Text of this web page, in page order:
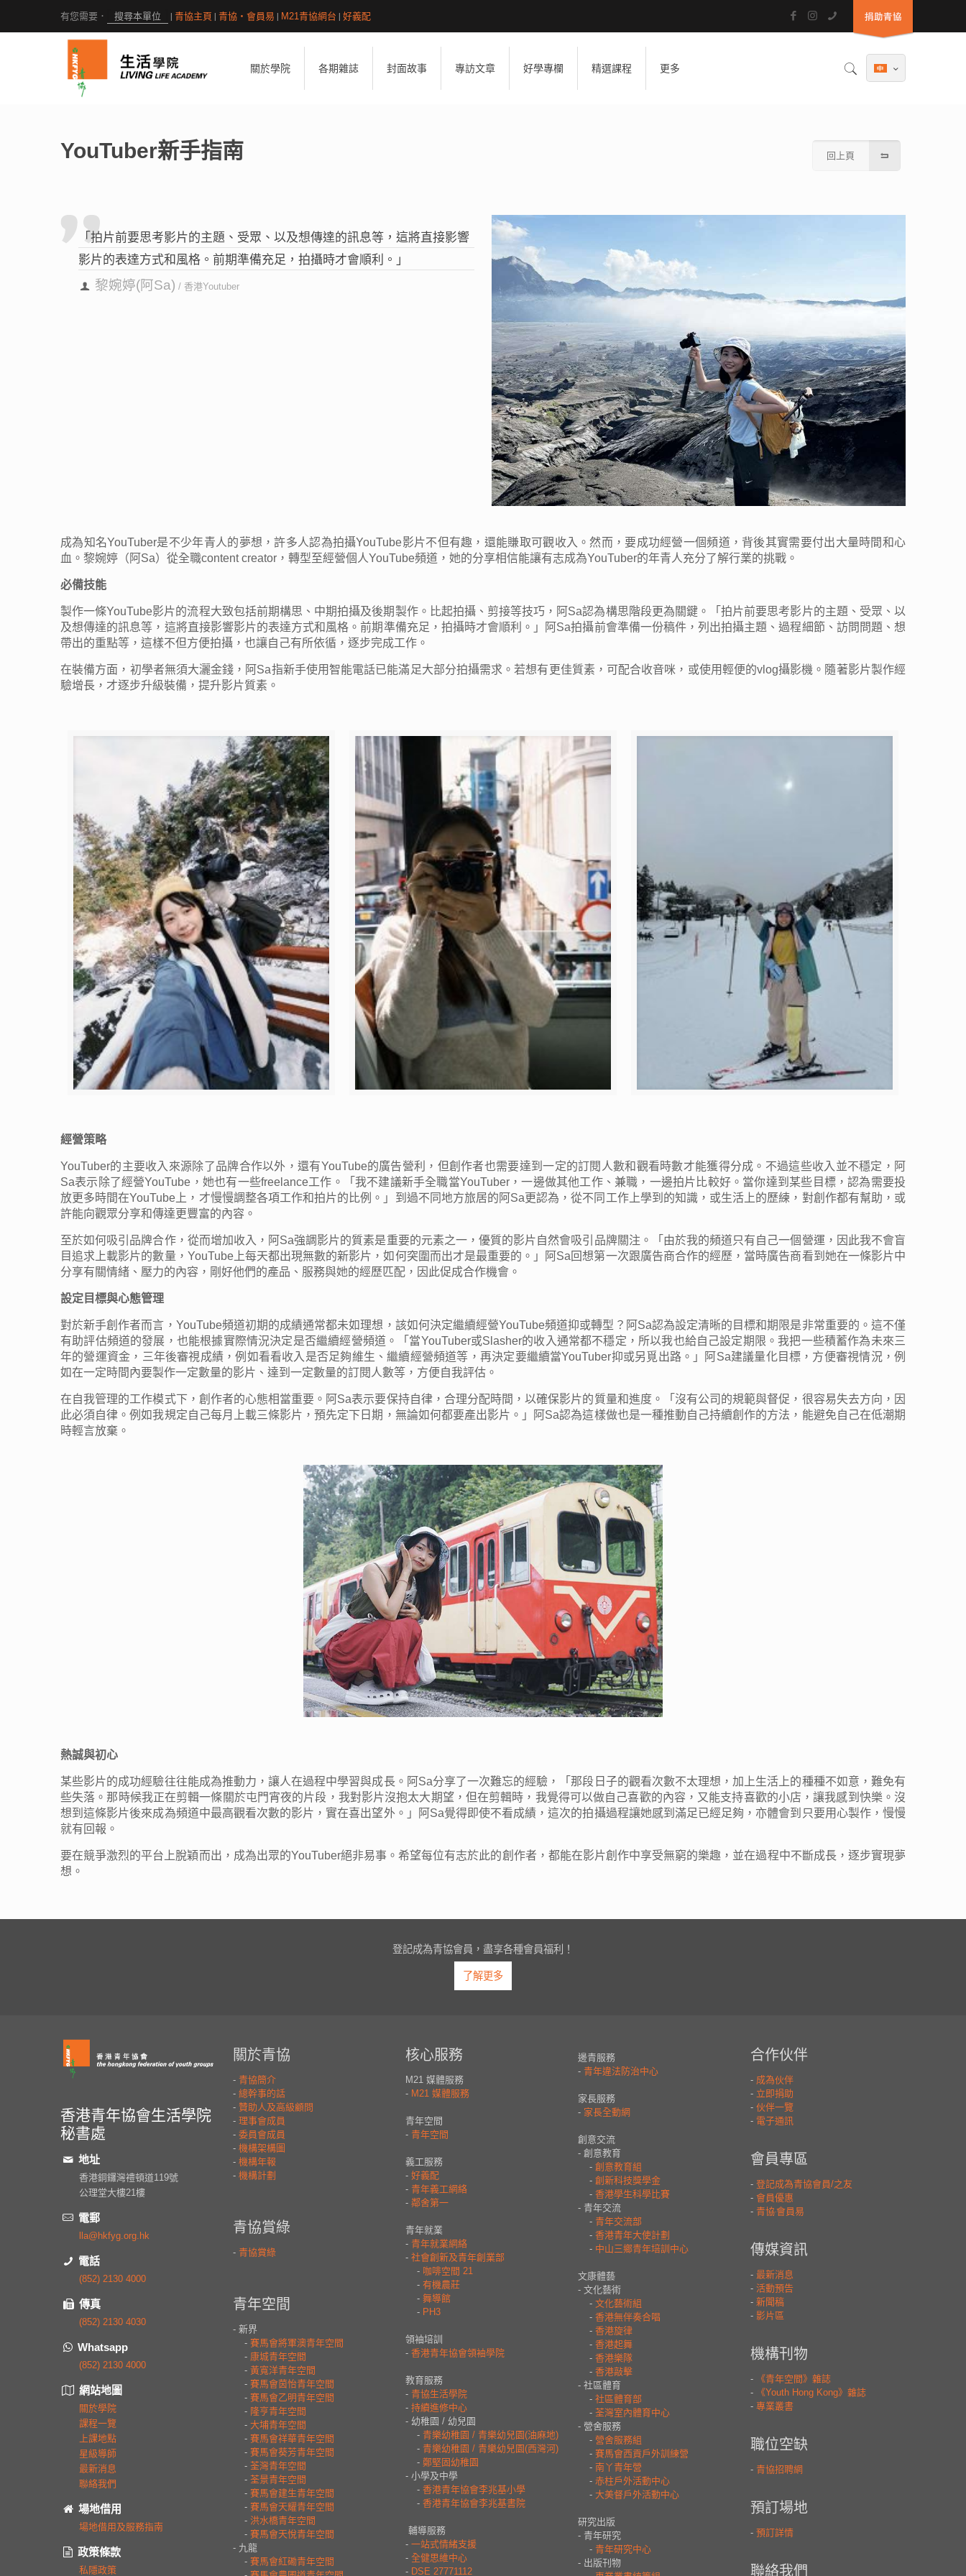
| 青協主頁 | 青協・會員易 | M21青協網台 | 好義配
關於學院 各期雜誌 封面故事 專訪文章 好學專欄 精選課程 更多
YouTuber新手指南 回上頁
「拍片前要思考影片的主題、受眾、以及想傳達的訊息等，這將直接影響
影片的表達方式和風格。前期準備充足，拍攝時才會順利。」
黎婉婷(阿Sa) / 香港Youtuber
成為知名YouTuber是不少年青人的夢想，許多人認為拍攝YouTube影片不但有趣，還能賺取可觀收入。然而，要成功經營一個頻道，背後其實需要付出大量時間和心
血。黎婉婷（阿Sa）從全職content creator，轉型至經營個人YouTube頻道，她的分享相信能讓有志成為YouTuber的年青人充分了解行業的挑戰。
必備技能
製作一條YouTube影片的流程大致包括前期構思、中期拍攝及後期製作。比起拍攝、剪接等技巧，阿Sa認為構思階段更為關鍵。「拍片前要思考影片的主題、受眾、以
及想傳達的訊息等，這將直接影響影片的表達方式和風格。前期準備充足，拍攝時才會順利。」阿Sa拍攝前會準備一份稿件，列出拍攝主題、過程細節、訪問問題、想
帶出的重點等，這樣不但方便拍攝，也讓自己有所依循，逐步完成工作。
在裝備方面，初學者無須大灑金錢，阿Sa指新手使用智能電話已能滿足大部分拍攝需求。若想有更佳質素，可配合收音咪，或使用輕便的vlog攝影機。隨著影片製作經
驗增長，才逐步升級裝備，提升影片質素。
經營策略
YouTuber的主要收入來源除了品牌合作以外，還有YouTube的廣告營利，但創作者也需要達到一定的訂閱人數和觀看時數才能獲得分成。不過這些收入並不穩定，阿
Sa表示除了經營YouTube，她也有一些freelance工作。「我不建議新手全職當YouTuber，一邊做其他工作、兼職，一邊拍片比較好。當你達到某些目標，認為需要投
放更多時間在YouTube上，才慢慢調整各項工作和拍片的比例。」到過不同地方旅居的阿Sa更認為，從不同工作上學到的知識，或生活上的歷練，對創作都有幫助，或
許能向觀眾分享和傳達更豐富的內容。
至於如何吸引品牌合作，從而增加收入，阿Sa強調影片的質素是重要的元素之一，優質的影片自然會吸引品牌關注。「由於我的頻道只有自己一個營運，因此我不會盲
目追求上載影片的數量，YouTube上每天都出現無數的新影片，如何突圍而出才是最重要的。」阿Sa回想第一次跟廣告商合作的經歷，當時廣告商看到她在一條影片中
分享有關情緒、壓力的內容，剛好他們的產品、服務與她的經歷匹配，因此促成合作機會。
設定目標與心態管理
對於新手創作者而言，YouTube頻道初期的成績通常都未如理想，該如何決定繼續經營YouTube頻道抑或轉型？阿Sa認為設定清晰的目標和期限是非常重要的。這不僅
有助評估頻道的發展，也能根據實際情況決定是否繼續經營頻道。「當YouTuber或Slasher的收入通常都不穩定，所以我也給自己設定期限。我把一些積蓄作為未來三
年的營運資金，三年後審視成績，例如看看收入是否足夠維生、繼續經營頻道等，再決定要繼續當YouTuber抑或另覓出路。」阿Sa建議量化目標，方便審視情況，例
如在一定時間內要製作一定數量的影片、達到一定數量的訂閱人數等，方便自我評估。
在自我管理的工作模式下，創作者的心態相當重要。阿Sa表示要保持自律，合理分配時間，以確保影片的質量和進度。「沒有公司的規範與督促，很容易失去方向，因
此必須自律。例如我規定自己每月上載三條影片，預先定下日期，無論如何都要產出影片。」阿Sa認為這樣做也是一種推動自己持續創作的方法，能避免自己在低潮期
時輕言放棄。
熱誠與初心
某些影片的成功經驗往往能成為推動力，讓人在過程中學習與成長。阿Sa分享了一次難忘的經驗，「那段日子的觀看次數不太理想，加上生活上的種種不如意，難免有
些失落。那時候我正在剪輯一條關於屯門宵夜的片段，我對影片沒抱太大期望，但在剪輯時，我覺得可以做自己喜歡的內容，又能支持喜歡的小店，讓我感到快樂。沒
想到這條影片後來成為頻道中最高觀看次數的影片，實在喜出望外。」阿Sa覺得即使不看成績，這次的拍攝過程讓她感到滿足已經足夠，亦體會到只要用心製作，慢慢
就有回報。
要在競爭激烈的平台上脫穎而出，成為出眾的YouTuber絕非易事。希望每位有志於此的創作者，都能在影片創作中享受無窮的樂趣，並在過程中不斷成長，逐步實現夢
想。
登記成為青協會員，盡享各種會員福利！
了解更多
香港青年協會生活學院
秘書處
地址
香港銅鑼灣禮頓道119號
公理堂大樓21樓
電郵
lla@hkfyg.org.hk
電話
(852) 2130 4000
傳真
(852) 2130 4030
Whatsapp
(852) 2130 4000
網站地圖
關於學院
課程一覽
上課地點
星級導師
最新消息
聯絡我們
場地借用
場地借用及服務指南
政策條款
私隱政策